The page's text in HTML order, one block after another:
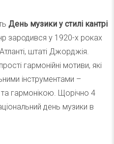
День музики у стилі кантрі
зародився у 1920-х роках
штаті Джорджія.
гармонійні мотиви, які
інструментами –
гармонікою. Щорічно 4
день музики в